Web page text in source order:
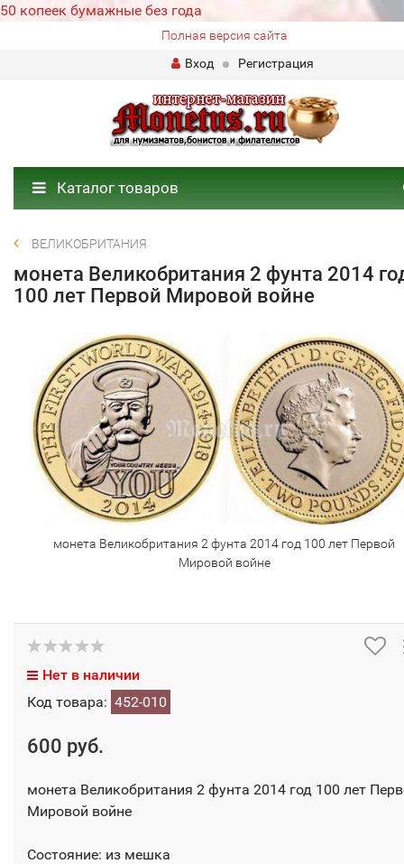
50 копеек бумажные без года
Полная версия сайта
Вход
Регистрация
Каталог товаров
ВЕЛИКОБРИТАНИЯ
монета Великобритания 2 фунта 2014
100 лет Первой Мировой войне
монета Великобритания 2 фунта 2014 год 100 лет Первой
Мировой войне
Нет в наличии
Код товара: 452-010
600 руб.
монета Великобритания 2 фунта 2014 год 100 лет
Мировой войне
Состояние: из мешка